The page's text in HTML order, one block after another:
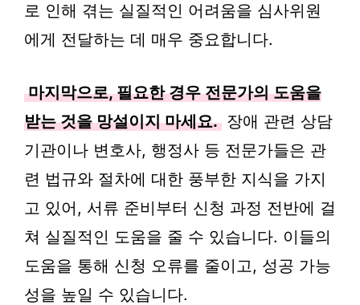
로 인해 겪는 실질적인 어려움을 심사위원
에게 전달하는 데 매우 중요합니다.
마지막으로, 필요한 경우 전문가의 도움을
받는 것을 망설이지 마세요. 장애 관련 상담
기관이나 변호사, 행정사 등 전문가들은 관
련 법규와 절차에 대한 풍부한 지식을 가지
고 있어, 서류 준비부터 신청 과정 전반에 걸
쳐 실질적인 도움을 줄 수 있습니다. 이들의
도움을 통해 신청 오류를 줄이고, 성공 가능
성을 높일 수 있습니다.